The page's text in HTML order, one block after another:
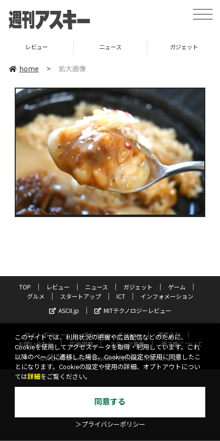
toggle
レビュー ニュース ガジェット
home > 拡大画像
TOP レビュー ニュース ガジェット
ゲーム
グルメ
スタートアップ ICT
インフォメーション
ASCII.jp
MITテクノロジーレビュー
サイトポリシー プライバシーポリシー
運営会社
お問い合わせ
広告掲載 スタッフ募集
電子版について
©KADOKAWA ASCII Research Laboratories, Inc. 2026
このサイトでは、利用状況の把握や広告配信などのために、
Cookieを使用してアクセスデータを取得・利用しています。これ
以降のページに遷移した場合、Cookieの設定や使用に同意したこ
とになります。Cookieの設定や使用の詳細、オプトアウトについ
ては詳細 をご覧ください。
同意する
＞プライバシーポリシー